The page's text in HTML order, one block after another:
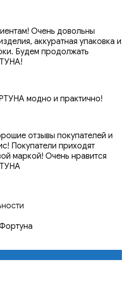
Очень довольны
аккуратная упаковка и
Будем продолжать
модно и практично!
отзывы покупателей и
Покупатели приходят
маркой! Очень нравится